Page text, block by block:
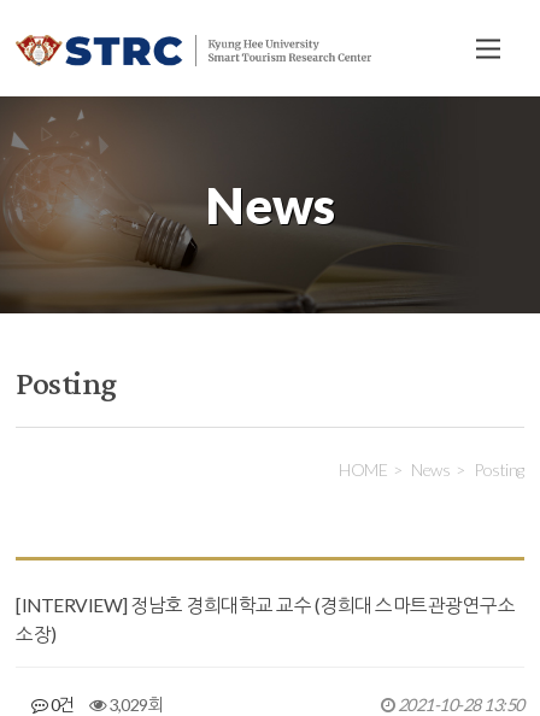
전
체
News
Posting
HOME News Posting
[INTERVIEW] 정남호 경희대학교 교수 (경희대 스마트관광연구소
소장)
0건 3,029회 2021-10-28 13:50